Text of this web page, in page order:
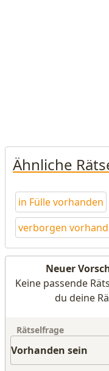
Ähnliche
in Fülle vorhanden
verborgen
Neuer
Keine passende
du deine
Rätselfrage